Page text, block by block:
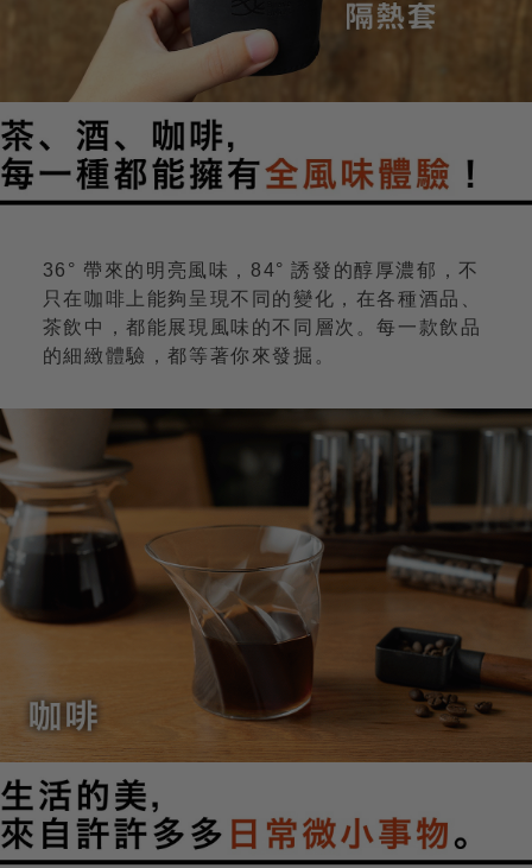
36° 帶來的明亮風味，84° 誘發的醇厚濃郁，不
只在咖啡上能夠呈現不同的變化，在各種酒品、
茶飲中，都能展現風味的不同層次。每一款飲品
的細緻體驗，都等著你來發掘。